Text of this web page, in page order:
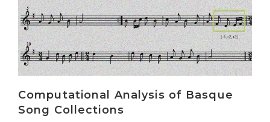
Computational Analysis of Basque
Song Collections